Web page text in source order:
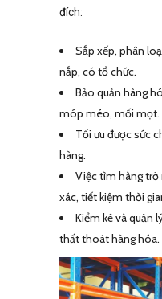
đích:
Sắp xếp, phân
nắp, có tổ chức.
Bảo quản hàng
móp méo, mối mọt.
Tối ưu được sức
hàng.
Việc tìm hàng trở
xác, tiết kiệm thời
Kiểm kê và quản
thất thoát hàng hóa.